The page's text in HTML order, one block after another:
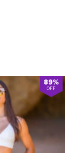
89%
OFF